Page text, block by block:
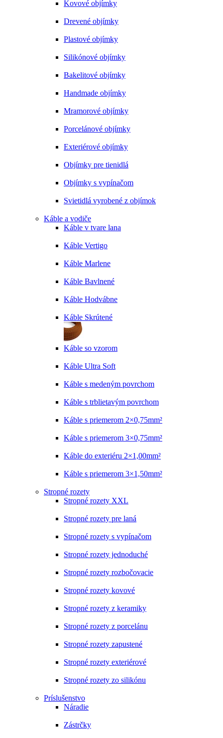
Kovové objímky
Drevené objímky
Plastové objímky
Silikónové objímky
Bakelitové objímky
Handmade objímky
Mramorové objímky
Porcelánové objímky
Exteriérové objímky
Objímky pre tienidlá
Objímky s vypínačom
Svietidlá vyrobené z objímok
Káble a vodiče
Káble v tvare lana
Káble Vertigo
Káble Marlene
Káble Bavlnené
Káble Hodvábne
Káble Skrútené
Káble so vzorom
Káble Ultra Soft
Káble s medeným povrchom
Káble s trblietavým povrchom
Káble s priemerom 2×0,75mm²
Káble s priemerom 3×0,75mm²
Káble do exteriéru 2×1,00mm²
Káble s priemerom 3×1,50mm²
Stropné rozety
Stropné rozety XXL
Stropné rozety pre laná
Stropné rozety s vypínačom
Stropné rozety jednoduché
Stropné rozety rozbočovacie
Stropné rozety kovové
Stropné rozety z keramiky
Stropné rozety z porcelánu
Stropné rozety zapustené
Stropné rozety exteriérové
Stropné rozety zo silikónu
Príslušenstvo
Náradie
Zástrčky